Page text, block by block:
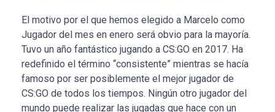
El motivo por el que hemos elegido a Marcelo como
Jugador del mes en enero será obvio para la mayoría.
Tuvo un año fantástico jugando a CS:GO en 2017. Ha
redefinido el término “consistente” mientras se hacía
famoso por ser posiblemente el mejor jugador de
CS:GO de todos los tiempos. Ningún otro jugador del
mundo puede realizar las jugadas que hace con un